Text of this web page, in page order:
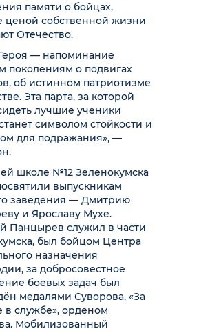
памяти о бойцах,
ценой собственной жизни
Отечество.
— напоминание
поколениям о подвигах
об истинном патриотизме
Эта парта, за которой
лучшие ученики
символом стойкости и
для подражания», —
школе №12 Зеленокумска
выпускникам
заведения — Дмитрию
и Ярославу Мухе.
Панцырев служил в части
был бойцом Центра
назначения
за добросовестное
боевых задач был
медалями Суворова, «За
в службе», орденом
Мобилизованный